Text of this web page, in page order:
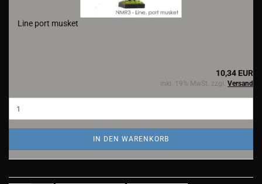
Line port musket
10,34 EUR
inkl. 19% MwSt. zzgl. Versand
IN DEN WARENKORB